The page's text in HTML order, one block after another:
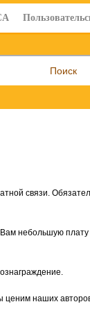
связи.
небольшую
наших